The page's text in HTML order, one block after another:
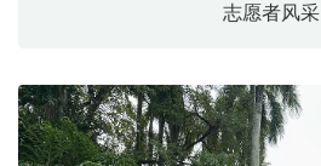
志愿者风采